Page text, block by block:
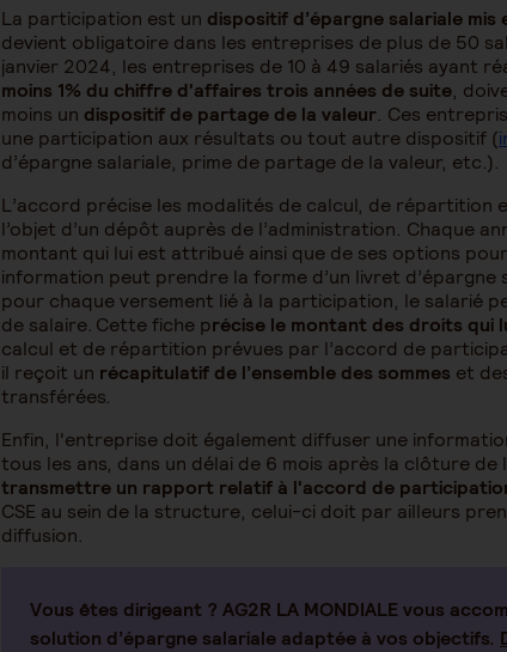
La participation est un dispositif d’épargne salariale
devient obligatoire dans les entreprises de plus de 50
janvier 2024, les entreprises de 10 à 49 salariés ayant
moins 1% du chiffre d'affaires trois années de suite,
moins un dispositif de partage de la valeur. Ces
une participation aux résultats ou tout autre dispositif (
d’épargne salariale, prime de partage de la valeur, etc.).
L’accord précise les modalités de calcul, de
l’objet d’un dépôt auprès de l’administration. Chaque
montant qui lui est attribué ainsi que de ses options
information peut prendre la forme d’un livret
pour chaque versement lié à la participation, le salarié
de salaire. Cette fiche précise le montant des droits qui
calcul et de répartition prévues par l’accord de
il reçoit un récapitulatif de l’ensemble des sommes et
transférées.
Enfin, l'entreprise doit également diffuser une
tous les ans, dans un délai de 6 mois après la clôture
transmettre un rapport relatif à l'accord de
CSE au sein de la structure, celui-ci doit par ailleurs
diffusion.
Vous êtes dirigeant ? AG2R LA MONDIALE vous
solution d’épargne salariale adaptée à vos objectifs.